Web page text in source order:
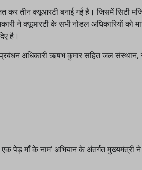
कर तीन क्यूआरटी बनाई गई है। जिसमें सिटी
ने क्यूआरटी के सभी नोडल अधिकारियों को
है।
अधिकारी ऋषभ कुमार सहित जल
एक पेड़ माँ के नाम’ अभियान के अंतर्गत मुख्यमंत्री ने